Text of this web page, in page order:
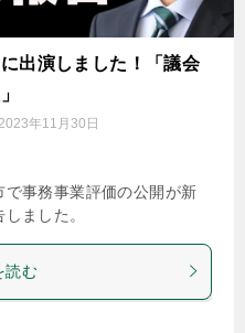
出演しました！「議会
2023年11月30日
事務事業評価の公開が新
ました。
読む